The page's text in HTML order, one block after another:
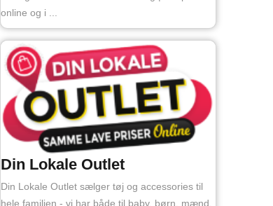
online og i ...
Din Lokale Outlet
Din Lokale Outlet sælger tøj og accessories til
hele familien - vi har både til baby, børn, mænd,